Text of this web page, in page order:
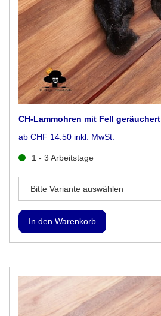
CH-Lammohren mit Fell geräuchert
ab CHF 14.50 inkl. MwSt.
1 - 3 Arbeitstage